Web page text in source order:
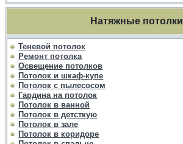
Натяжные потолки
Теневой потолок
Ремонт потолка
Освещение потолков
Потолок и шкаф-купе
Потолок с пылесосом
Гардина на потолок
Потолок в ванной
Потолок в детсткую
Потолок в зале
Потолок в коридоре